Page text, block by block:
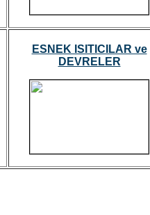
ESNEK ISITICILAR ve
DEVRELER